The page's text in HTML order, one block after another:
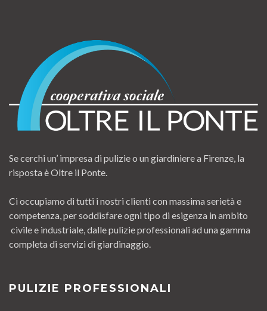
Se cerchi un’ impresa di pulizie o un giardiniere a Firenze, la
risposta è Oltre il Ponte.
Ci occupiamo di tutti i nostri clienti con massima serietà e
competenza, per soddisfare ogni tipo di esigenza in ambito
civile e industriale, dalle pulizie professionali ad una gamma
completa di servizi di giardinaggio.
PULIZIE PROFESSIONALI